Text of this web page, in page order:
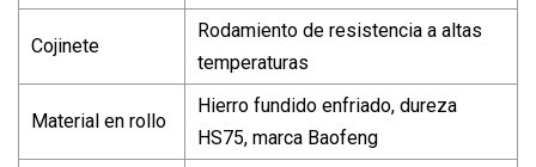
Cojinete
Rodamiento de resistencia a altas
temperaturas
Material en rollo
Hierro fundido enfriado, dureza
HS75, marca Baofeng